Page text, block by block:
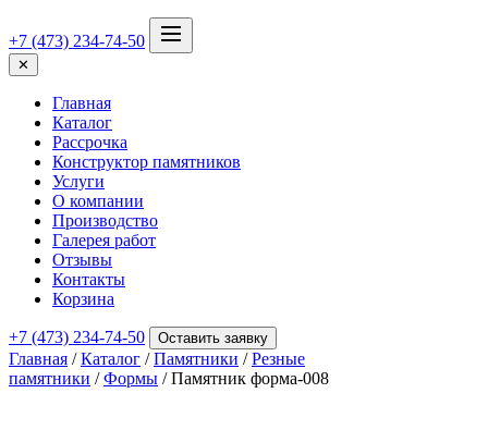
+7 (473) 234-74-50
✕
Главная
Каталог
Рассрочка
Конструктор памятников
Услуги
О компании
Производство
Галерея работ
Отзывы
Контакты
Корзина
+7 (473) 234-74-50 Оставить заявку
Главная /Каталог /Памятники /Резные
памятники /Формы / Памятник форма-008